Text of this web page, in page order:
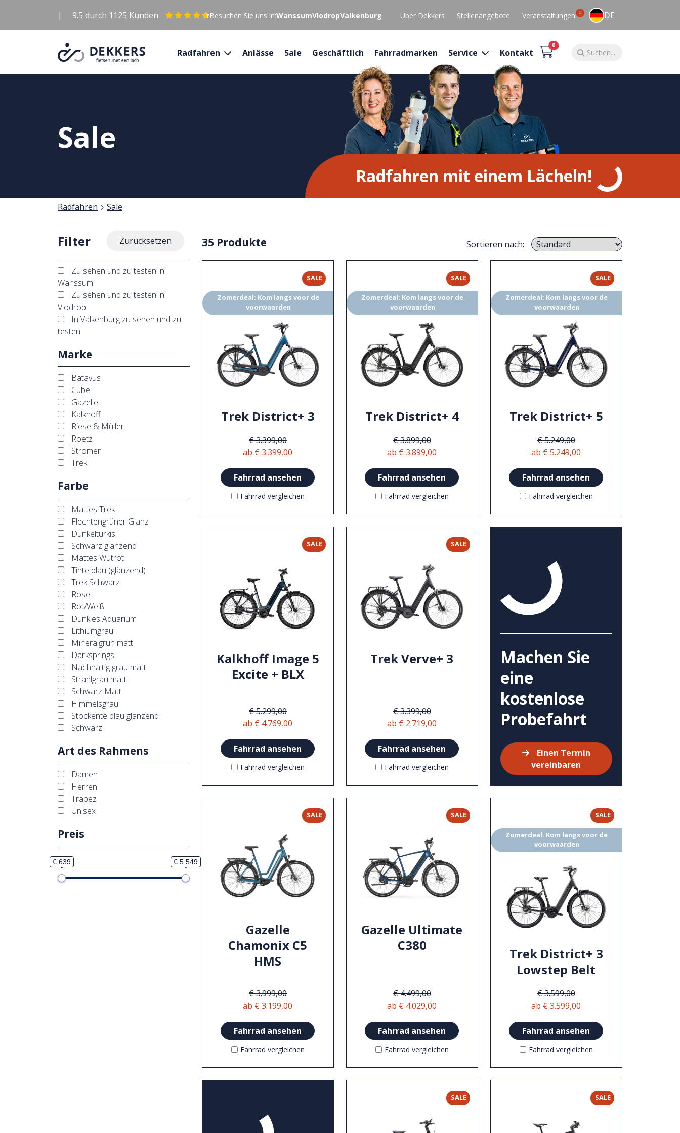
| 9.5 durch 1125 Kunden Besuchen Sie uns in:WanssumVlodropValkenburg Über Dekkers Stellenangebote Veranstaltungen 0 DE
Radfahren Anlässe Sale Geschäftlich Fahrradmarken Service Kontakt
0
Sale
Radfahren mit einem Lächeln!
Radfahren Sale
Filter Zurücksetzen
Zu sehen und zu testen in
Wanssum
Zu sehen und zu testen in
Vlodrop
In Valkenburg zu sehen und zu
testen
Marke
Batavus
Cube
Gazelle
Kalkhoff
Riese & Müller
Roetz
Stromer
Trek
Farbe
Mattes Trek
Flechtengrüner Glanz
Dunkeltürkis
Schwarz glänzend
Mattes Wutrot
Tinte blau (glänzend)
Trek Schwarz
Rose
Rot/Weiß
Dunkles Aquarium
Lithiumgrau
Mineralgrün matt
Darksprings
Nachhaltig grau matt
Strahlgrau matt
Schwarz Matt
Himmelsgrau
Stockente blau glänzend
Schwarz
Art des Rahmens
Damen
Herren
Trapez
Unisex
Preis
€ 639 € 5 549
35 Produkte Sortieren nach:
SALE
Zomerdeal: Kom langs voor de
voorwaarden
Trek District+ 3
€ 3.399,00
ab € 3.399,00
Fahrrad ansehen
Fahrrad vergleichen
SALE
Zomerdeal: Kom langs voor de
voorwaarden
Trek District+ 4
€ 3.899,00
ab € 3.899,00
Fahrrad ansehen
Fahrrad vergleichen
SALE
Zomerdeal: Kom langs voor de
voorwaarden
Trek District+ 5
€ 5.249,00
ab € 5.249,00
Fahrrad ansehen
Fahrrad vergleichen
SALE
Kalkhoff Image 5
Excite + BLX
€ 5.299,00
ab € 4.769,00
Fahrrad ansehen
Fahrrad vergleichen
SALE
Trek Verve+ 3
€ 3.399,00
ab € 2.719,00
Fahrrad ansehen
Fahrrad vergleichen
Machen Sie
eine
kostenlose
Probefahrt
Einen Termin
vereinbaren
SALE
Gazelle
Chamonix C5
HMS
€ 3.999,00
ab € 3.199,00
Fahrrad ansehen
Fahrrad vergleichen
SALE
Gazelle Ultimate
C380
€ 4.499,00
ab € 4.029,00
Fahrrad ansehen
Fahrrad vergleichen
SALE
Zomerdeal: Kom langs voor de
voorwaarden
Trek District+ 3
Lowstep Belt
€ 3.599,00
ab € 3.599,00
Fahrrad ansehen
Fahrrad vergleichen
SALE SALE